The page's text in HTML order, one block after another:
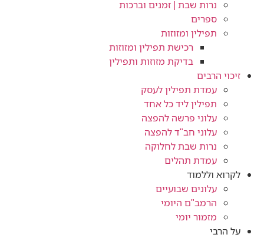
נרות שבת | זמנים וברכות
ספרים
תפילין ומזוזות
רכישת תפילין ומזוזות
בדיקת מזוזות ותפילין
זיכוי הרבים
עמדת תפילין לעסק
תפילין ליד כל אחד
עלוני פרשה להפצה
עלוני חב"ד להפצה
נרות שבת לחלוקה
עמדת תהלים
לקרוא וללמוד
עלונים שבועיים
הרמב"ם היומי
מזמור יומי
על הרבי